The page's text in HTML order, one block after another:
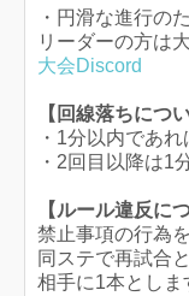
・円滑な進行の
リーダーの方は
大会Discord
【回線落ちにつ
・1分以内であ
・2回目以降は1
【ルール違反に
禁止事項の行為
同ステで再試合
相手に1本としま